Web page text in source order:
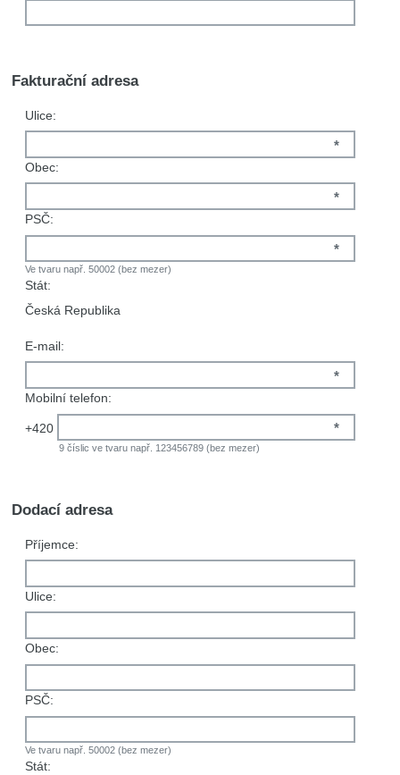
Fakturační adresa
Ulice:
*
Obec:
*
PSČ:
*
Ve tvaru např. 50002 (bez mezer)
Stát:
Česká Republika
E-mail:
*
Mobilní telefon:
+420 *
9 číslic ve tvaru např. 123456789 (bez mezer)
Dodací adresa
Příjemce:
Ulice:
Obec:
PSČ:
Ve tvaru např. 50002 (bez mezer)
Stát: